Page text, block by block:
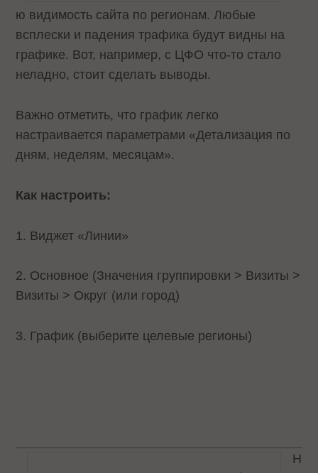
ю видимость сайта по регионам. Любые
всплески и падения трафика будут видны на
графике. Вот, например, с ЦФО что-то стало
неладно, стоит сделать выводы.
Важно отметить, что график легко
настраивается параметрами «Детализация по
дням, неделям, месяцам».
Как настроить:
1. Виджет «Линии»
2. Основное (Значения группировки > Визиты >
Визиты > Округ (или город)
3. График (выберите целевые регионы)
Н